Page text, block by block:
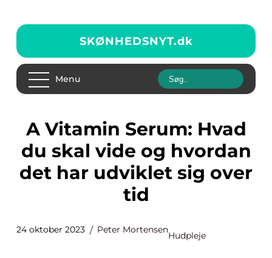
SKØNHEDSNYT.dk
Menu
A Vitamin Serum: Hvad
du skal vide og hvordan
det har udviklet sig over
tid
24 oktober 2023 Peter Mortensen
Hudpleje